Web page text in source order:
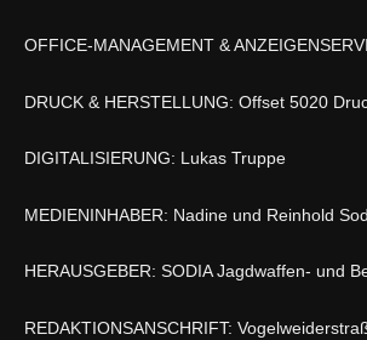
OFFICE-MANAGEMENT &
DRUCK & HERSTELLUNG: Offset 5020
DIGITALISIERUNG: Lukas Truppe
MEDIENINHABER: Nadine und Reinhold
HERAUSGEBER: SODIA Jagdwaffen- und
REDAKTIONSANSCHRIFT: